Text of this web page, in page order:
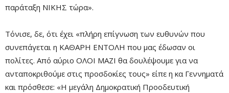
παράταξη ΝΙΚΗΣ τώρα».
Τόνισε, δε, ότι έχει «πλήρη επίγνωση των ευθυνών που
συνεπάγεται η ΚΑΘΑΡΗ ΕΝΤΟΛΗ που μας έδωσαν οι
πολίτες. Από αύριο ΟΛΟΙ ΜΑΖΙ θα δουλέψουμε για να
ανταποκριθούμε στις προσδοκίες τους» είπε η κα Γεννηματά
και πρόσθεσε: «Η μεγάλη Δημοκρατική Προοδευτική